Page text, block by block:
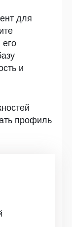
для
и
профиль